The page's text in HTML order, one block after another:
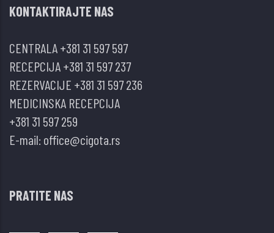
KONTAKTIRAJTE NAS
CENTRALA+381 31 597 597
RECEPCIJA+381 31 597 237
REZERVACIJE +381 31 597 236
MEDICINSKA RECEPCIJA
+381 31 597 259
E-mail: office@cigota.rs
PRATITE NAS